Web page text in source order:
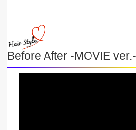
Before After -MOVIE ver.-